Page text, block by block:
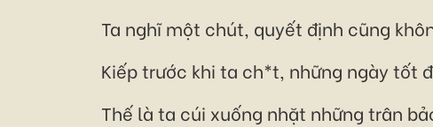
Ta nghĩ một chút, quyết định cũng
Kiếp trước khi ta ch*t, những ngày tốt
Thế là ta cúi xuống nhặt những trân